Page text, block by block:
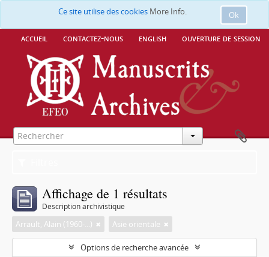
Ok
Ce site utilise des cookies More Info.
accueil contactez-nous english ouverture de session
Affichage de 1 résultats
Description archivistique
Arrault, Alain (1960-...) Asie orientale
Options de recherche avancée